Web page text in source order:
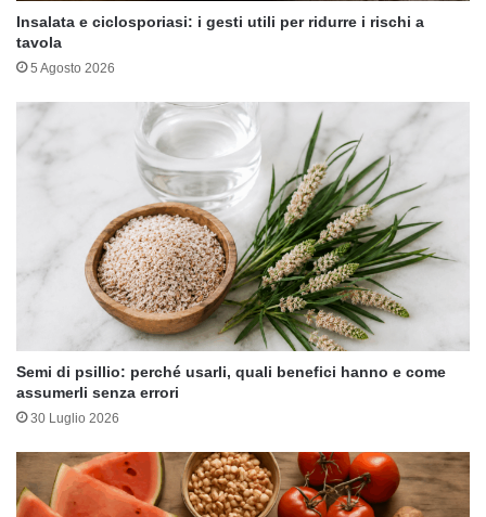
Insalata e ciclosporiasi: i gesti utili per ridurre i rischi a
tavola
5 Agosto 2026
Semi di psillio: perché usarli, quali benefici hanno e come
assumerli senza errori
30 Luglio 2026